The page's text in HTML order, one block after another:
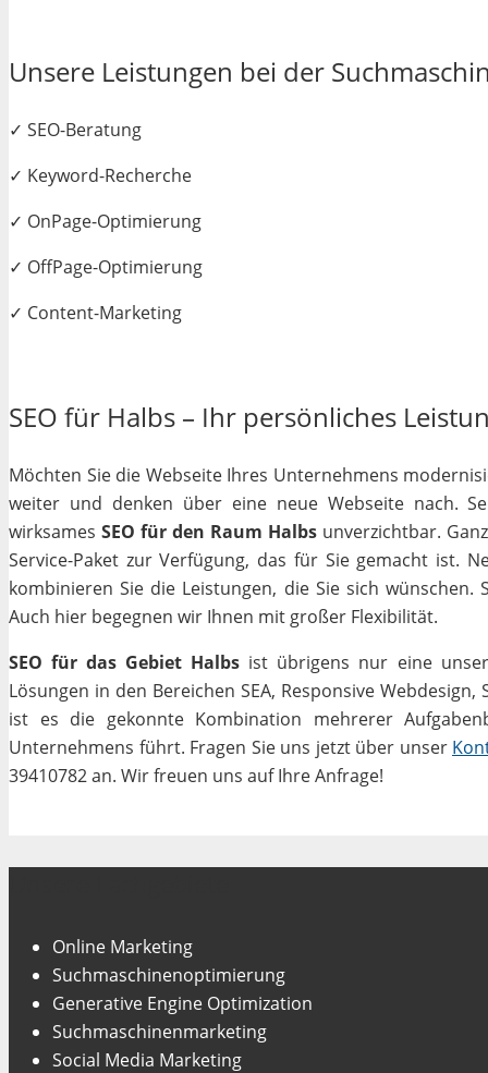
Unsere Leistungen bei der
✓ SEO-Beratung
✓ Keyword-Recherche
✓ OnPage-Optimierung
✓ OffPage-Optimierung
✓ Content-Marketing
SEO für Halbs – Ihr persönliches
Möchten Sie die Webseite Ihres Unternehmens
weiter und denken über eine neue Webseite nach.
wirksames SEO für den Raum Halbsunverzichtbar.
Service-Paket zur Verfügung, das für Sie gemacht ist.
kombinieren Sie die Leistungen, die Sie sich wünschen.
Auch hier begegnen wir Ihnen mit großer Flexibilität.
SEO für das Gebiet Halbs ist übrigens nur eine
Lösungen in den Bereichen SEA, Responsive
ist es die gekonnte Kombination mehrerer
Unternehmens führt. Fragen Sie uns jetzt über unser
39410782 an. Wir freuen uns auf Ihre Anfrage!
Online Marketing
Suchmaschinenoptimierung
Generative Engine Optimization
Suchmaschinenmarketing
Social Media Marketing